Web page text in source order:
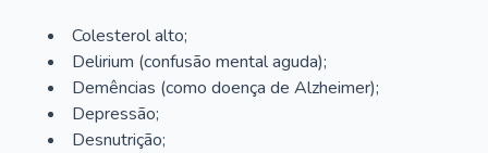
Colesterol alto;
Delirium (confusão mental aguda);
Demências (como doença de Alzheimer);
Depressão;
Desnutrição;